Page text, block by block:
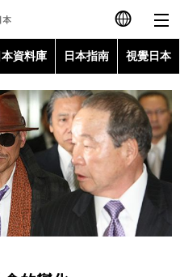
日本語
English
简体字
Français
Español
本資料庫 日本指南 視覺日本